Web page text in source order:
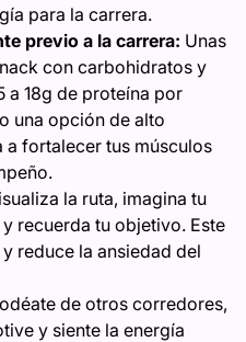
para la carrera.
previo a la carrera: Unas
con carbohidratos y
a 18g de proteína por
una opción de alto
fortalecer tus músculos
la ruta, imagina tu
recuerda tu objetivo. Este
reduce la ansiedad del
de otros corredores,
y siente la energía